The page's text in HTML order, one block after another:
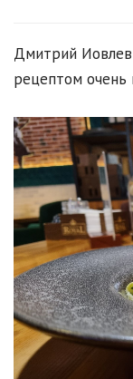
Дмитрий
рецептом очень